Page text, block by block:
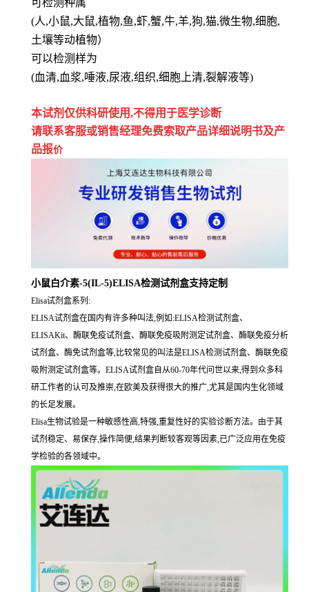
可检测种属
(人,小鼠,大鼠,植物,鱼,虾,蟹,牛,羊,狗,猫,微生物,细胞,
土壤等动植物）
可以检测样为
(血清,血浆,唾液,尿液,组织,细胞上清,裂解液等)
本试剂仅供科研使用,不得用于医学诊断
请联系客服或销售经理免费索取产品详细说明书及产
品报价
小鼠白介素-5(IL-5)ELISA检测试剂盒支持定制
Elisa试剂盒系列:
ELISA试剂盒在国内有许多种叫法,例如:ELISA检测试剂盒、
ELISAKit、酶联免疫试剂盒、酶联免疫吸附测定试剂盒、酶联免疫分析
试剂盒、酶免试剂盒等,比较常见的叫法是ELISA检测试剂盒、酶联免疫
吸附测定试剂盒等。ELISA试剂盒自从60-70年代问世以来,得到众多科
研工作者的认可及推崇,在欧美及获得很大的推广,尤其是国内生化领域
的长足发展。
Elisa生物试验是一种敏感性高,特强,重复性好的实验诊断方法。由于其
试剂稳定、易保存,操作简便,结果判断较客观等因素,已广泛应用在免疫
学检验的各领域中。